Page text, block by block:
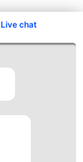
Live chat
Kontakt